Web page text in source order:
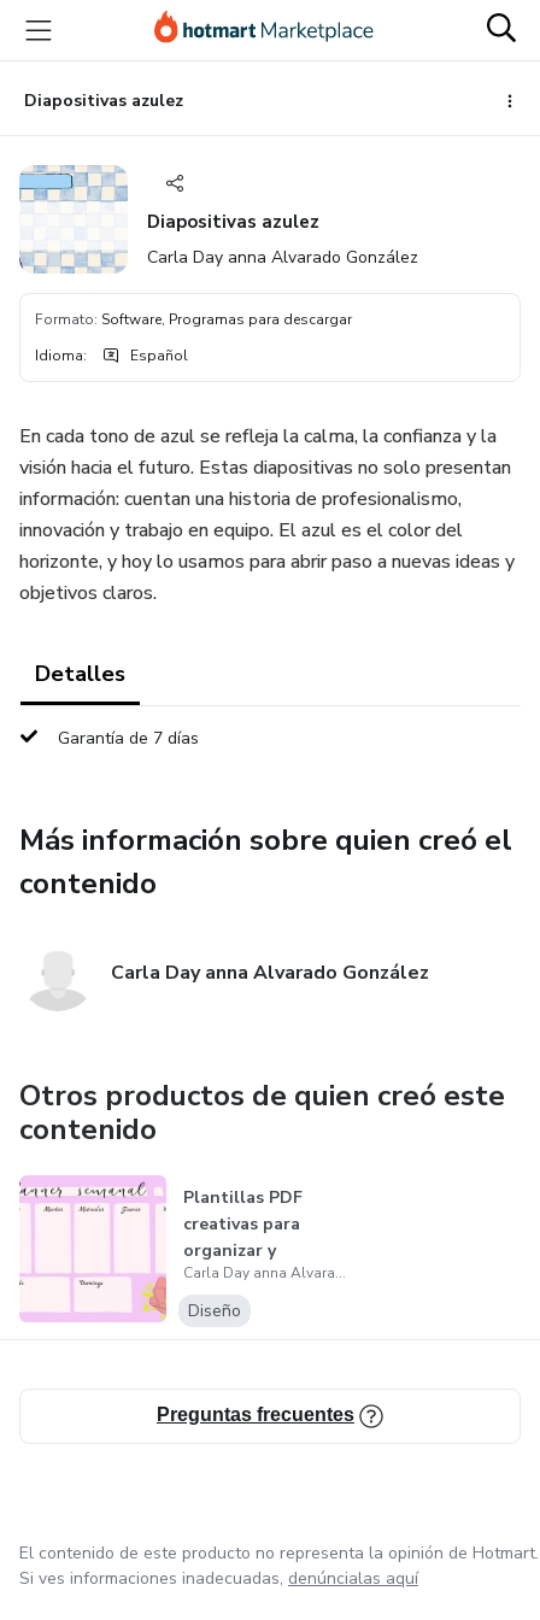
principal
página
de
página
Diapositivas azulez
Diapositivas azulez
Carla Day anna Alvarado González
Formato: Software, Programas para descargar
Idioma: Español
En cada tono de azul se refleja la calma, la confianza y la
visión hacia el futuro. Estas diapositivas no solo presentan
información: cuentan una historia de profesionalismo,
innovación y trabajo en equipo. El azul es el color del
horizonte, y hoy lo usamos para abrir paso a nuevas ideas y
objetivos claros.
Detalles
Garantía de 7 días
Más información sobre quien creó el
contenido
Carla Day anna Alvarado González
Otros productos de quien creó este
contenido
Plantillas PDF
creativas para
organizar y
embellecer tus
pro...
Carla Day anna Alvarado González
Diseño
Preguntas frecuentes
El contenido de este producto no representa la opinión de Hotmart.
Si ves informaciones inadecuadas, denúncialas aquí